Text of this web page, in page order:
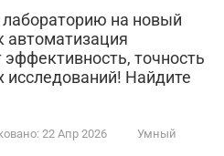
на новый
автоматизация
точность
исследований! Найдите
22 Апр 2026
Умный